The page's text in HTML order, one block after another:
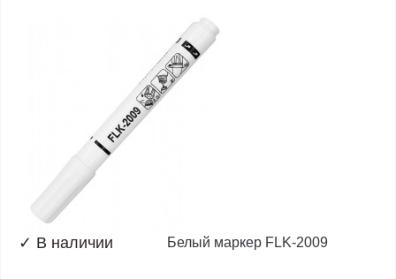
✓ В наличии Белый маркер FLK-2009